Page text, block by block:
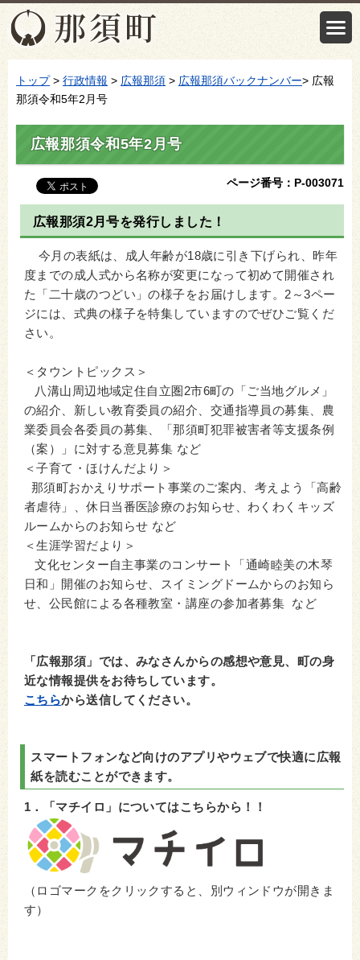
トップ> 行政情報 > 広報那須 > 広報那須バックナンバー> 広報
那須令和5年2月号
広報那須令和5年2月号
ページ番号：P-003071
広報那須2月号を発行しました！
今月の表紙は、成人年齢が18歳に引き下げられ、昨年
度までの成人式から名称が変更になって初めて開催され
た「二十歳のつどい」の様子をお届けします。2～3ペー
ジには、式典の様子を特集していますのでぜひご覧くだ
さい。
＜タウントピックス＞
八溝山周辺地域定住自立圏2市6町の「ご当地グルメ」
の紹介、新しい教育委員の紹介、交通指導員の募集、農
業委員会各委員の募集、「那須町犯罪被害者等支援条例
（案）」に対する意見募集 など
＜子育て・ほけんだより＞
那須町おかえりサポート事業のご案内、考えよう「高齢
者虐待」、休日当番医診療のお知らせ、わくわくキッズ
ルームからのお知らせ など
＜生涯学習だより＞
文化センター自主事業のコンサート「通崎睦美の木琴
日和」開催のお知らせ、スイミングドームからのお知ら
せ、公民館による各種教室・講座の参加者募集 など
「広報那須」では、みなさんからの感想や意見、町の身
近な情報提供をお待ちしています。
こちらから送信してください。
スマートフォンなど向けのアプリやウェブで快適に広報
紙を読むことができます。
1．「マチイロ」についてはこちらから！！
（ロゴマークをクリックすると、別ウィンドウが開きま
す）